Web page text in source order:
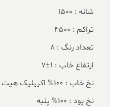
شانه : 1500
تراکم : 4500
تعداد رنگ : 8
ارتفاع خاب : 1±7
نخ خاب : 100% اکریلیک هیت ست
نخ پود : 100% پنبه